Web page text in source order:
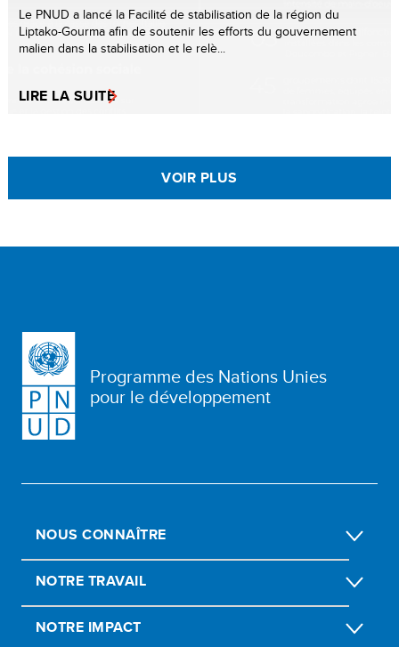
Le PNUD a lancé la Facilité de stabilisation de la région du
Liptako-Gourma afin de soutenir les efforts du gouvernement
malien dans la stabilisation et le relè...
LIRE LA SUITE
VOIR PLUS
Programme des Nations Unies
pour le développement
NOUS CONNAÎTRE
NOTRE TRAVAIL
NOTRE IMPACT